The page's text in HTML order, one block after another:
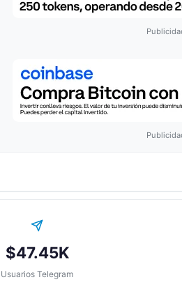
$47.45K
Usuarios Telegram